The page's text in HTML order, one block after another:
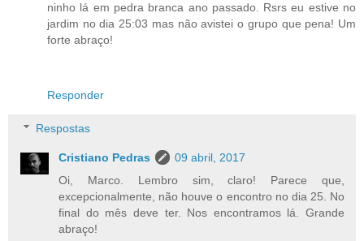
ninho lá em pedra branca ano passado. Rsrs eu estive no
jardim no dia 25:03 mas não avistei o grupo que pena! Um
forte abraço!
Responder
Respostas
Cristiano Pedras
09 abril, 2017
Oi, Marco. Lembro sim, claro! Parece que,
excepcionalmente, não houve o encontro no dia 25. No
final do mês deve ter. Nos encontramos lá. Grande
abraço!